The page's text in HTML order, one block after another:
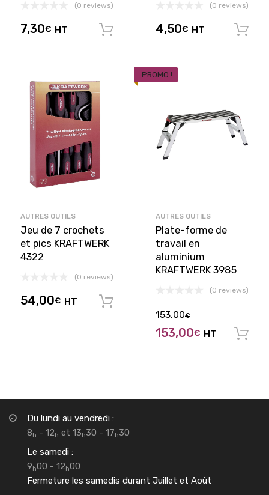
(0 reviews)
7,30€ HT Ajouter au panier
(0 reviews)
4,50€ HT
AUTRES OUTILS
Jeu de 7 crochets
et pics KRAFTWERK
4322
(0 reviews)
54,00€ HT
PROMO !
AUTRES OUTILS
Plate-forme de
travail en
aluminium
KRAFTWERK 3985
(0 reviews)
153,00€
153,00€ HT
Du lundi au vendredi :
8h - 12h et 13h30 - 17h30
Le samedi :
9h00 - 12h00
Fermeture les samedis durant Juillet et Août